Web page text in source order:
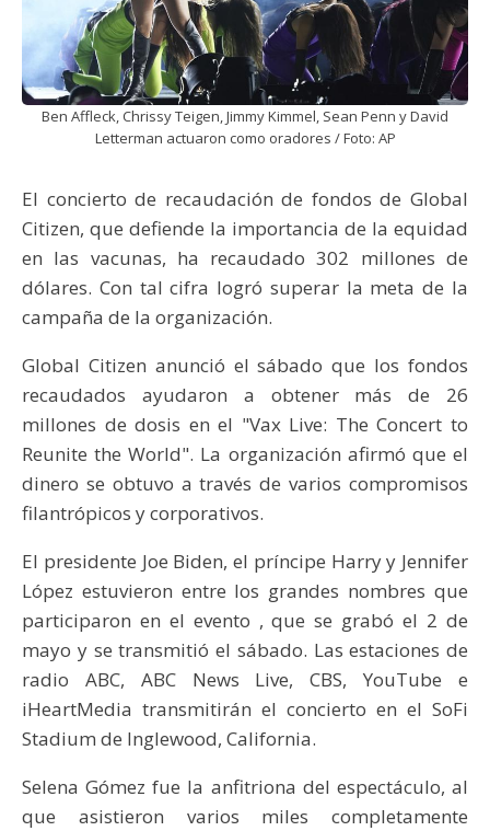
Ben Affleck, Chrissy Teigen, Jimmy Kimmel, Sean Penn y David
Letterman actuaron como oradores / Foto: AP
El concierto de recaudación de fondos de Global
Citizen, que defiende la importancia de la equidad
en las vacunas, ha recaudado 302 millones de
dólares. Con tal cifra logró superar la meta de la
campaña de la organización.
Global Citizen anunció el sábado que los fondos
recaudados ayudaron a obtener más de 26
millones de dosis en el "Vax Live: The Concert to
Reunite the World". La organización afirmó que el
dinero se obtuvo a través de varios compromisos
filantrópicos y corporativos.
El presidente Joe Biden, el príncipe Harry y Jennifer
López estuvieron entre los grandes nombres que
participaron en el evento , que se grabó el 2 de
mayo y se transmitió el sábado. Las estaciones de
radio ABC, ABC News Live, CBS, YouTube e
iHeartMedia transmitirán el concierto en el SoFi
Stadium de Inglewood, California.
Selena Gómez fue la anfitriona del espectáculo, al
que asistieron varios miles completamente